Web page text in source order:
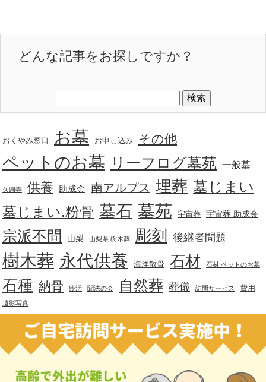
どんな記事をお探しですか？
おくやみ窓口 お墓 お申し込み その他
ペットのお墓 リーフログ墓苑 一般墓
久圓寺 供養 助成金 南アルプス 埋葬 墓じまい
墓じまい.粉骨 墓石 墓苑 宇宙葬 宇宙葬 助成金
宗派不問 山梨 山梨県 樹木葬 彫刻 後継者問題
樹木葬 永代供養 海洋散骨 石材 石材 ペットのお墓
石種 納骨 終活 聞法の会 自然葬 葬儀 訪問サービス 費用
遺影写真